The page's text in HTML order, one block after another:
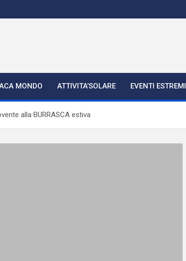
MONDO ATTIVITA’SOLARE EVENTI ESTREMI
alla BURRASCA estiva